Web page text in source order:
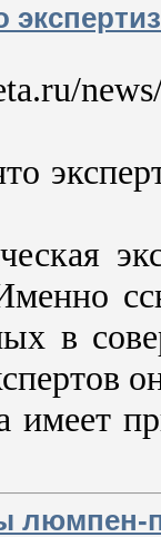
в
имеет
люмпен-